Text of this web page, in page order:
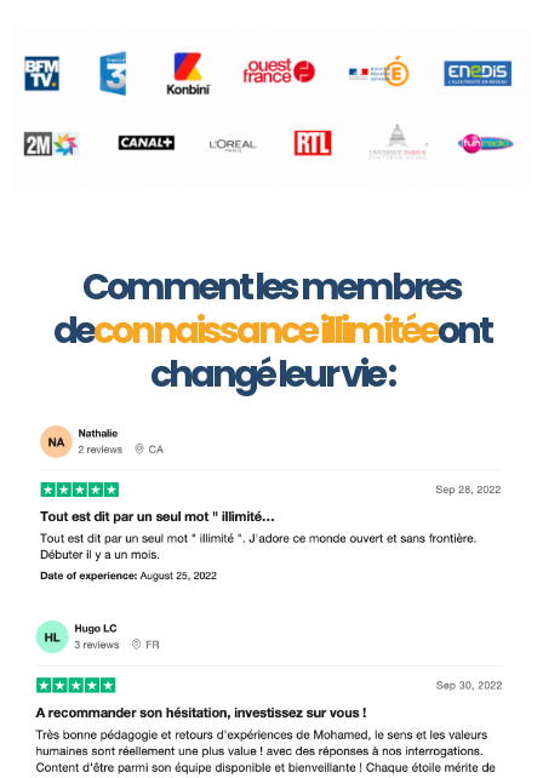
Comment les membres
deconnaissance illimitéeont
changé leur vie :